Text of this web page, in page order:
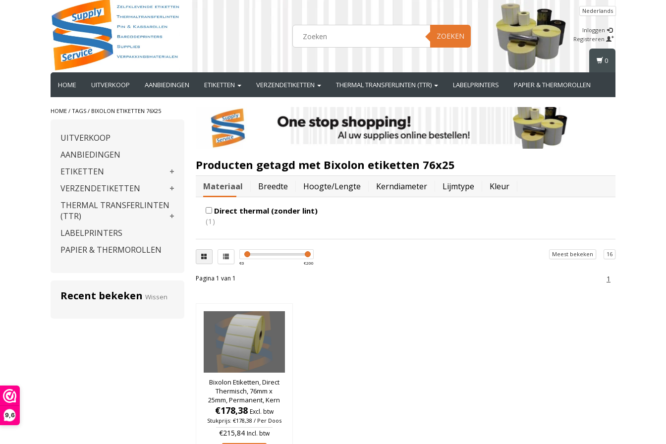
9,6
ZOEKEN
Nederlands
Inloggen
Registreren
HOME UITVERKOOP AANBIEDINGEN ETIKETTEN VERZENDETIKETTEN THERMAL TRANSFERLINTEN (TTR) LABELPRINTERS PAPIER & THERMOROLLEN
0
HOME / TAGS / BIXOLON ETIKETTEN 76X25
UITVERKOOP
AANBIEDINGEN
ETIKETTEN
VERZENDETIKETTEN
THERMAL TRANSFERLINTEN
(TTR)
LABELPRINTERS
PAPIER & THERMOROLLEN
Recent bekeken Wissen
Producten getagd met Bixolon etiketten 76x25
Materiaal Breedte Hoogte/lengte Kerndiameter Lijmtype Kleur
Direct thermal (zonder lint)
(1)
€0 €200
Meest bekeken 16
Pagina 1 van 1 1
Bixolon Etiketten, Direct
Thermisch, 76mm x
25mm, Permanent, Kern
25mm, rol à 2.580 stuks
(Per doos)
€178,38 Excl. btw
Stukprijs: €178,38 / Per Doos
€215,84 Incl. btw